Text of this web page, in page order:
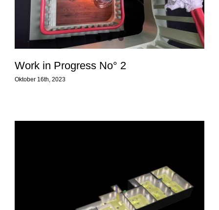
Work in Progress No° 2
Oktober 16th, 2023